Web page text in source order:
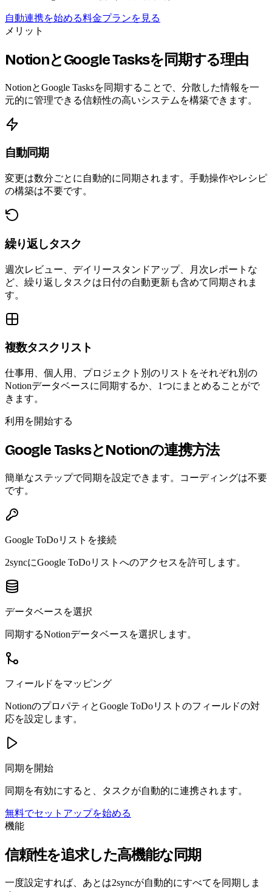
自動連携を始める料金プランを見る
メリット
NotionとGoogle Tasksを同期する理由
NotionとGoogle Tasksを同期することで、分散した情報を一
元的に管理できる信頼性の高いシステムを構築できます。
自動同期
変更は数分ごとに自動的に同期されます。手動操作やレシピ
の構築は不要です。
繰り返しタスク
週次レビュー、デイリースタンドアップ、月次レポートな
ど、繰り返しタスクは日付の自動更新も含めて同期されま
す。
複数タスクリスト
仕事用、個人用、プロジェクト別のリストをそれぞれ別の
Notionデータベースに同期するか、1つにまとめることがで
きます。
利用を開始する
Google TasksとNotionの連携方法
簡単なステップで同期を設定できます。コーディングは不要
です。
Google ToDoリストを接続
2syncにGoogle ToDoリストへのアクセスを許可します。
データベースを選択
同期するNotionデータベースを選択します。
フィールドをマッピング
NotionのプロパティとGoogle ToDoリストのフィールドの対
応を設定します。
同期を開始
同期を有効にすると、タスクが自動的に連携されます。
無料でセットアップを始める
機能
信頼性を追求した高機能な同期
一度設定すれば、あとは2syncが自動的にすべてを同期しま